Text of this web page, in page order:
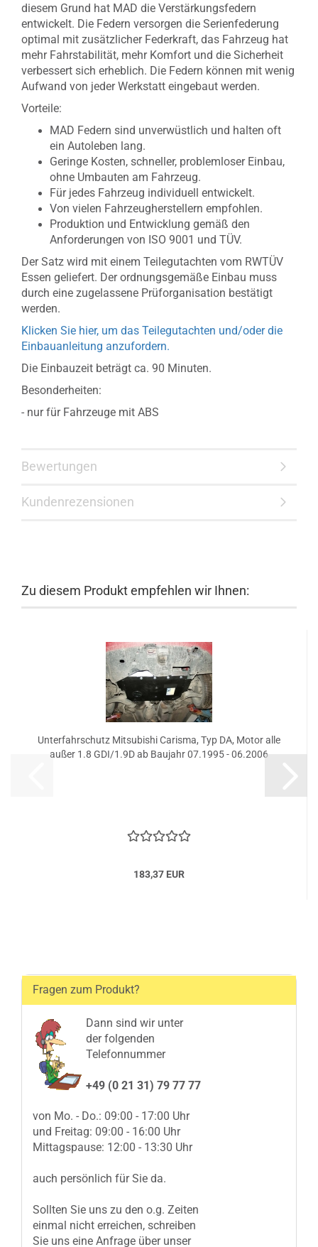
diesem Grund hat MAD die Verstärkungsfedern
entwickelt. Die Federn versorgen die Serienfederung
optimal mit zusätzlicher Federkraft, das Fahrzeug hat
mehr Fahrstabilität, mehr Komfort und die Sicherheit
verbessert sich erheblich. Die Federn können mit wenig
Aufwand von jeder Werkstatt eingebaut werden.
Vorteile:
MAD Federn sind unverwüstlich und halten oft
ein Autoleben lang.
Geringe Kosten, schneller, problemloser Einbau,
ohne Umbauten am Fahrzeug.
Für jedes Fahrzeug individuell entwickelt.
Von vielen Fahrzeugherstellern empfohlen.
Produktion und Entwicklung gemäß den
Anforderungen von ISO 9001 und TÜV.
Der Satz wird mit einem Teilegutachten vom RWTÜV
Essen geliefert. Der ordnungsgemäße Einbau muss
durch eine zugelassene Prüforganisation bestätigt
werden.
Klicken Sie hier, um das Teilegutachten und/oder die
Einbauanleitung anzufordern.
Die Einbauzeit beträgt ca. 90 Minuten.
Besonderheiten:
- nur für Fahrzeuge mit ABS
Bewertungen
Kundenrezensionen
Zu diesem Produkt empfehlen wir Ihnen:
Unterfahrschutz Mitsubishi Carisma, Typ DA, Motor alle
außer 1.8 GDI/1.9D ab Baujahr 07.1995 - 06.2006
183,37 EUR
Fragen zum Produkt?
Dann sind wir unter
der folgenden
Telefonnummer
+49 (0 21 31) 79 77 77
von Mo. - Do.: 09:00 - 17:00 Uhr
und Freitag: 09:00 - 16:00 Uhr
Mittagspause: 12:00 - 13:30 Uhr
auch persönlich für Sie da.
Sollten Sie uns zu den o.g. Zeiten
einmal nicht erreichen, schreiben
Sie uns eine Anfrage über unser